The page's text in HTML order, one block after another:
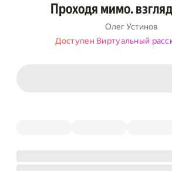
Проходя мимо.
Олег Устинов
Доступен Виртуальный